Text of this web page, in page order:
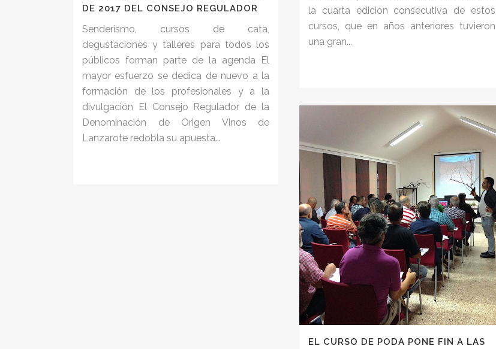
la cuarta edición consecutiva de estos
cursos, que en años anteriores tuvieron
una gran...
DE 2017 DEL CONSEJO REGULADOR
Senderismo, cursos de cata,
degustaciones y talleres para todos los
públicos forman parte de la agenda El
mayor esfuerzo se dedica de nuevo a la
formación de los profesionales y a la
divulgación El Consejo Regulador de la
Denominación de Origen Vinos de
Lanzarote redobla su apuesta...
EL CURSO DE PODA PONE FIN A LAS